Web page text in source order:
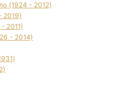
(1924 - 2012)
2019)
2011)
- 2014)